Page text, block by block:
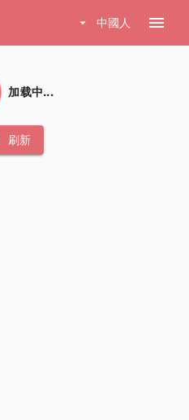
arrow_drop_down 中國人 menu
加载中...
刷新